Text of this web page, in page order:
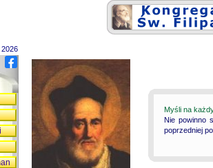
Myśli na
Nie powinno
poprzedniej